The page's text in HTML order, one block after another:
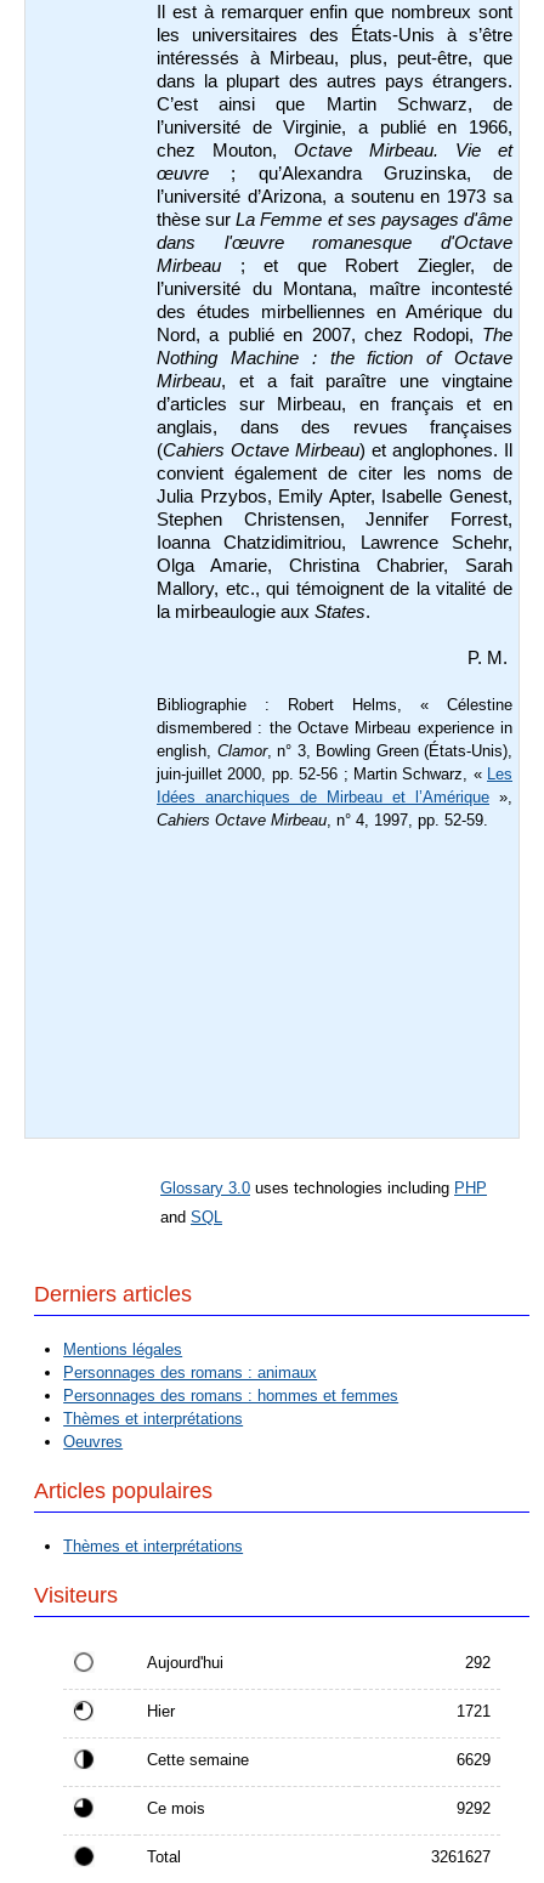
Il est à remarquer enfin que nombreux sont
les universitaires des États-Unis à s’être
intéressés à Mirbeau, plus, peut-être, que
dans la plupart des autres pays étrangers.
C’est ainsi que Martin Schwarz, de
l’université de Virginie, a publié en 1966,
chez Mouton, Octave Mirbeau. Vie et
œuvre ; qu’Alexandra Gruzinska, de
l’université d’Arizona, a soutenu en 1973 sa
thèse surLa Femme et ses paysages d'âme
dans l'œuvre romanesque d'Octave
Mirbeau ; et que Robert Ziegler, de
l’université du Montana, maître incontesté
des études mirbelliennes en Amérique du
Nord, a publié en 2007, chez Rodopi, The
Nothing Machine : the fiction of Octave
Mirbeau, et a fait paraître une vingtaine
d’articles sur Mirbeau, en français et en
anglais, dans des revues françaises
(Cahiers Octave Mirbeau) et anglophones. Il
convient également de citer les noms de
Julia Przybos, Emily Apter, Isabelle Genest,
Stephen Christensen, Jennifer Forrest,
Ioanna Chatzidimitriou, Lawrence Schehr,
Olga Amarie, Christina Chabrier, Sarah
Mallory, etc., qui témoignent de la vitalité de
la mirbeaulogie aux States.
P. M.
Bibliographie : Robert Helms, « Célestine
dismembered : the Octave Mirbeau experience in
english, Clamor, n° 3, Bowling Green (États-Unis),
juin-juillet 2000, pp. 52-56 ; Martin Schwarz, « Les
Idées anarchiques de Mirbeau et l’Amérique »,
Cahiers Octave Mirbeau , n° 4, 1997, pp. 52-59.
Glossary 3.0 uses technologies including PHP
and SQL
Derniers articles
Mentions légales
Personnages des romans : animaux
Personnages des romans : hommes et femmes
Thèmes et interprétations
Oeuvres
Articles populaires
Thèmes et interprétations
Visiteurs
Aujourd'hui 292
Hier 1721
Cette semaine 6629
Ce mois 9292
Total 3261627